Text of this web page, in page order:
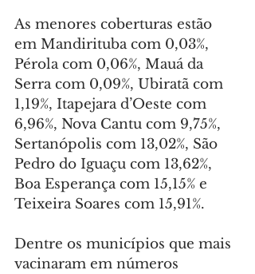
As menores coberturas estão
em Mandirituba com 0,03%,
Pérola com 0,06%, Mauá da
Serra com 0,09%, Ubiratã com
1,19%, Itapejara d’Oeste com
6,96%, Nova Cantu com 9,75%,
Sertanópolis com 13,02%, São
Pedro do Iguaçu com 13,62%,
Boa Esperança com 15,15% e
Teixeira Soares com 15,91%.
Dentre os municípios que mais
vacinaram em números